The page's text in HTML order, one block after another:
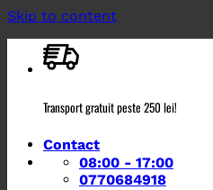
Skip to content
Transport gratuit peste 250 lei!
Contact
08:00 - 17:00
0770684918